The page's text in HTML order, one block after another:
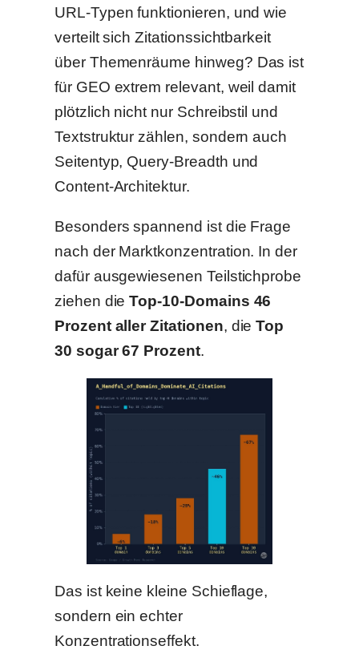
URL-Typen funktionieren, und wie
verteilt sich Zitationssichtbarkeit
über Themenräume hinweg? Das ist
für GEO extrem relevant, weil damit
plötzlich nicht nur Schreibstil und
Textstruktur zählen, sondern auch
Seitentyp, Query-Breadth und
Content-Architektur.
Besonders spannend ist die Frage
nach der Marktkonzentration. In der
dafür ausgewiesenen Teilstichprobe
ziehen dieTop-10-Domains 46
Prozent aller Zitationen, dieTop
30 sogar 67 Prozent.
Das ist keine kleine Schieflage,
sondern ein echter
Konzentrationseffekt.